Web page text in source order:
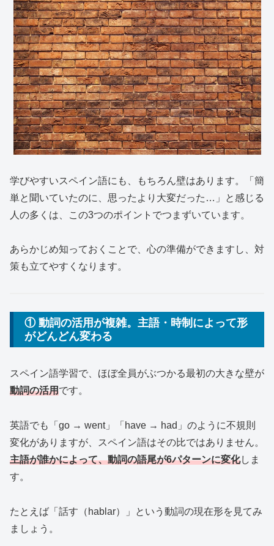
学びやすいスペイン語にも、もちろん壁はあります。「簡
単と聞いていたのに、思ったより大変だった…」と感じる
人の多くは、この3つのポイントでつまずいています。
あらかじめ知っておくことで、心の準備ができますし、対
策も立てやすくなります。
① 動詞の活用が複雑。主語・時制によって形
がどんどん変わる
スペイン語学習で、ほぼ全員がぶつかる最初の大きな壁が
動詞の活用です。
英語でも「go → went」「have → had」のように不規則
変化がありますが、スペイン語はその比ではありません。
主語が誰かによって、動詞の語尾が6パターンに変化しま
す。
たとえば「話す（hablar）」という動詞の現在形を見てみ
ましょう。